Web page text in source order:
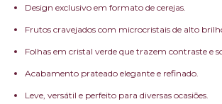
Design exclusivo em formato de cerejas.
Frutos cravejados com microcristais de alto
Folhas em cristal verde que trazem contraste e
Acabamento prateado elegante e refinado.
Leve, versátil e perfeito para diversas ocasiões.